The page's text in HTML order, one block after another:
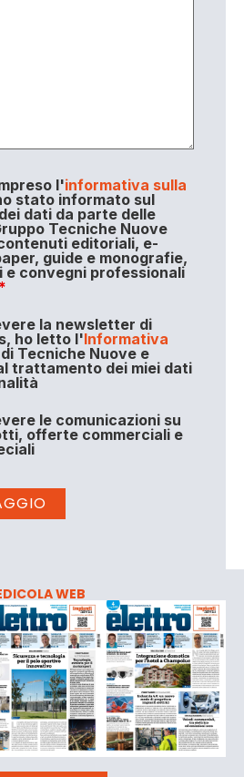
l'informativa sulla
stato informato sul
dati da parte delle
Tecniche Nuove
editoriali, e-
guide e monografie,
e convegni professionali
*
la newsletter di
ho letto l'Informativa
Tecniche Nuove e
trattamento dei miei dati
le comunicazioni su
offerte commerciali e
WEB